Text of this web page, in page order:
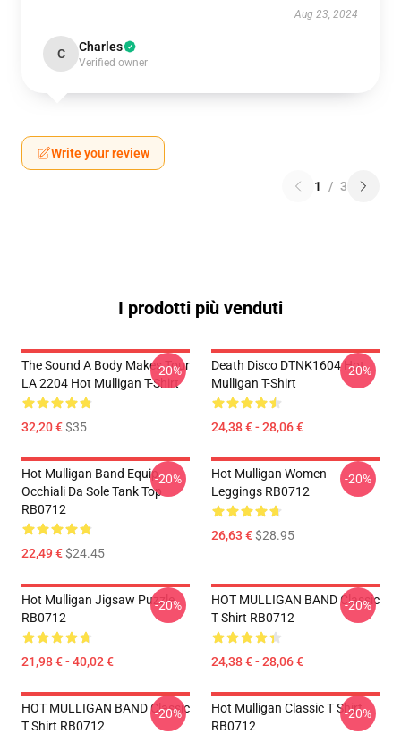
Aug 23, 2024
C Charles
Verified owner
Write your review
1 / 3
I prodotti più venduti
The Sound A Body Makes Tour
LA 2204 Hot Mulligan T-Shirt
32,20 €$35
-20%
Death Disco DTNK1604 Hot
Mulligan T-Shirt
24,38 € - 28,06 €
-20%
Hot Mulligan Band Equip
Occhiali Da Sole Tank Top
RB0712
22,49 €$24.45
-20%
Hot Mulligan Women
Leggings RB0712
26,63 €$28.95
-20%
Hot Mulligan Jigsaw Puzzle
RB0712
21,98 € - 40,02 €
-20%
HOT MULLIGAN BAND Classic
T Shirt RB0712
24,38 € - 28,06 €
-20%
HOT MULLIGAN BAND Classic
T Shirt RB0712
-20%
Hot Mulligan Classic T Shirt
RB0712
-20%